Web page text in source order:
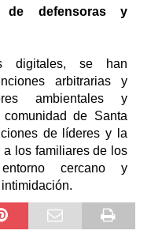
de defensoras y
digitales, se han
arbitrarias y
ambientales y
de Santa
de líderes y la
los familiares de los
cercano y